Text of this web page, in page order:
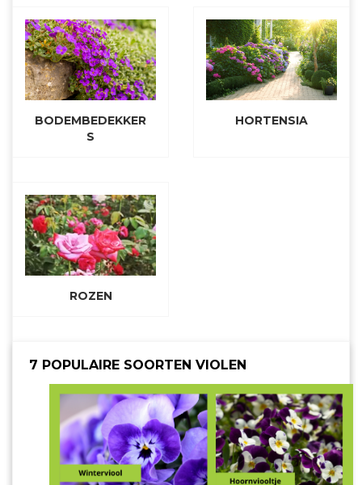
BODEMBEDEKKER
S
HORTENSIA
ROZEN
7 POPULAIRE SOORTEN VIOLEN